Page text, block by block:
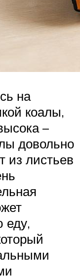
на
коалы,
–
довольно
из листьев
еду,